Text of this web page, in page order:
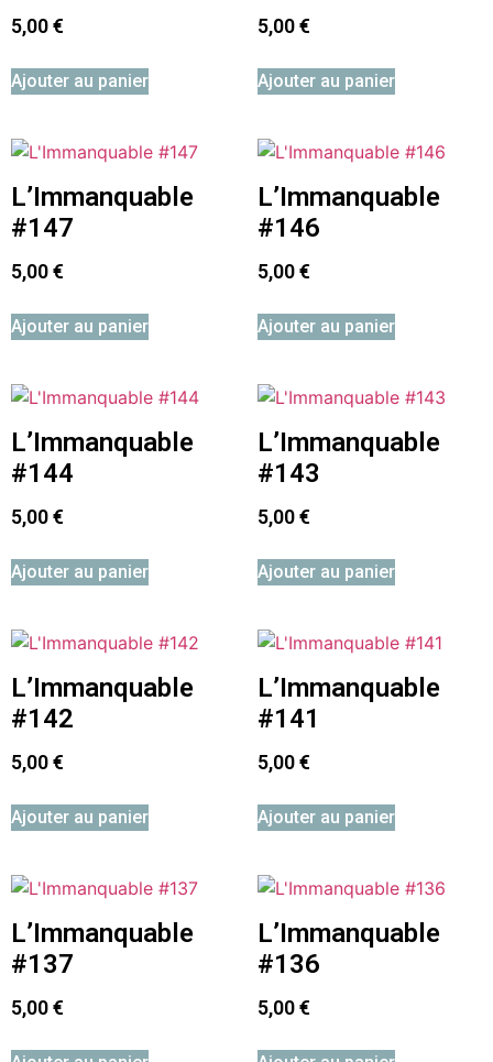
5,00€
Ajouter au panier
5,00€
Ajouter au panier
L’Immanquable
#147
5,00€
Ajouter au panier
L’Immanquable
#146
5,00€
Ajouter au panier
L’Immanquable
#144
5,00€
Ajouter au panier
L’Immanquable
#143
5,00€
Ajouter au panier
L’Immanquable
#142
5,00€
Ajouter au panier
L’Immanquable
#141
5,00€
Ajouter au panier
L’Immanquable
#137
5,00€
L’Immanquable
#136
5,00€